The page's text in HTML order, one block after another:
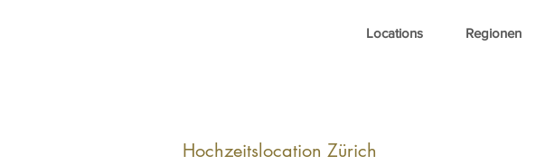
Locations Regionen
Hochzeitslocation Zürich